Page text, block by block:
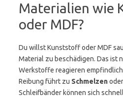
Materialien wie
oder MDF?
Du willst Kunststoff oder MDF
Material zu beschädigen. Das ist
Werkstoffe reagieren empfindlich
Reibung führt zu Schmelzenoder
Schleifbänder können sich